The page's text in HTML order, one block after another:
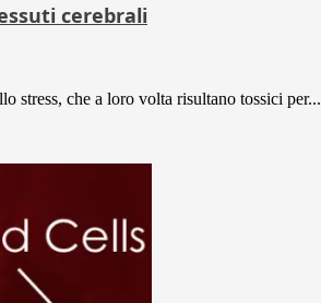
cerebrali
stress, che a loro volta risultano tossici per...